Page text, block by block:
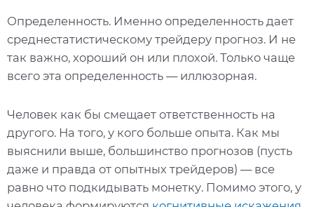
Определенность. Именно определенность дает
среднестатистическому трейдеру прогноз. И не
так важно, хороший он или плохой. Только чаще
всего эта определенность — иллюзорная.
Человек как бы смещает ответственность на
другого. На того, у кого больше опыта. Как мы
выяснили выше, большинство прогнозов (пусть
даже и правда от опытных трейдеров) — все
равно что подкидывать монетку. Помимо этого, у